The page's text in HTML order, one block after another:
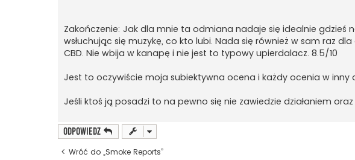
Zakończenie: Jak dla mnie ta odmiana nadaje się idealnie
wsłuchując się muzykę, co kto lubi. Nada się również w sam raz
CBD. Nie wbija w kanapę i nie jest to typowy upierdalacz. 8.5/10
Jest to oczywiście moja subiektywna ocena i każdy ocenia w inny
Jeśli ktoś ją posadzi to na pewno się nie zawiedzie działaniem
ODPOWIEDZ
Wróć do „Smoke Reports”